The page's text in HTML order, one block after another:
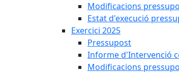
Modificacions
Estat d'execució
Exercici 2025
Pressupost
Informe d'Intervenció
Modificacions